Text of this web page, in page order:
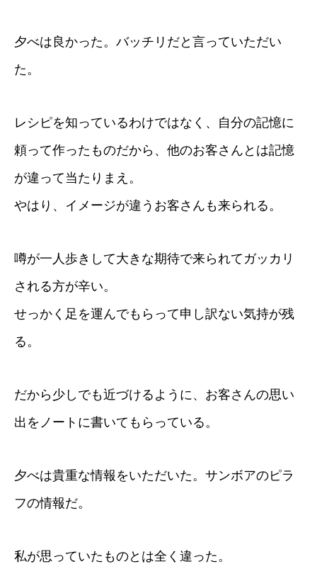
夕べは良かった。バッチリだと言っていただい
た。
レシピを知っているわけではなく、自分の記憶に
頼って作ったものだから、他のお客さんとは記憶
が違って当たりまえ。
やはり、イメージが違うお客さんも来られる。
噂が一人歩きして大きな期待で来られてガッカリ
される方が辛い。
せっかく足を運んでもらって申し訳ない気持が残
る。
だから少しでも近づけるように、お客さんの思い
出をノートに書いてもらっている。
夕べは貴重な情報をいただいた。サンボアのピラ
フの情報だ。
私が思っていたものとは全く違った。